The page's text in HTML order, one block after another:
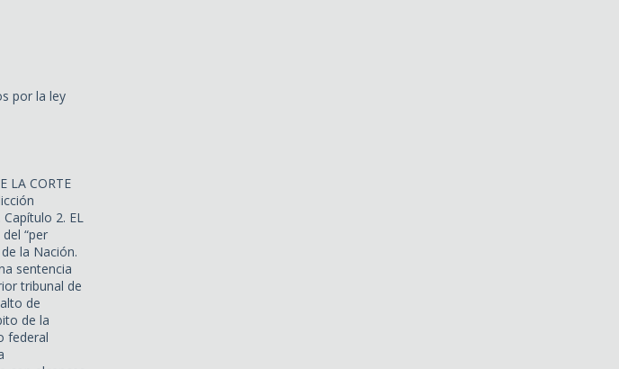
por la ley
LA CORTE
2. EL
del “per
la Nación.
sentencia
tribunal de
de
de la
federal